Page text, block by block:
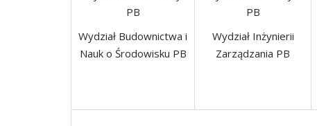
PB
Wydział Budownictwa i
Nauk o Środowisku PB
PB
Wydział Inżynierii
Zarządzania PB